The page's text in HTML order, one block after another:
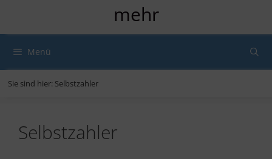
mehr
Menü
Sie sind hier: Selbstzahler
Selbstzahler